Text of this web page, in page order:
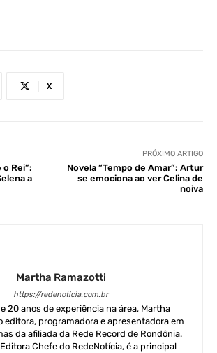
X
o Rei”:
a
PRÓXIMO ARTIGO
Novela “Tempo de Amar”: Artur
se emociona ao ver Celina de
noiva
Martha Ramazotti
https://redenoticia.com.br
20 anos de experiência na área, Martha
editora, programadora e apresentadora em
da afiliada da Rede Record de Rondônia.
Chefe do RedeNotícia, é a principal